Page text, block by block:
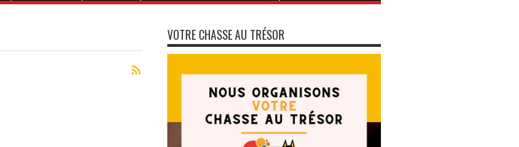
VOTRE CHASSE AU TRÉSOR